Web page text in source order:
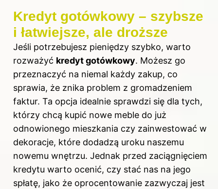
Kredyt gotówkowy – szybsze
i łatwiejsze, ale droższe
Jeśli potrzebujesz pieniędzy szybko, warto
rozważyć kredyt gotówkowy. Możesz go
przeznaczyć na niemal każdy zakup, co
sprawia, że znika problem z gromadzeniem
faktur. Ta opcja idealnie sprawdzi się dla tych,
którzy chcą kupić nowe meble do już
odnowionego mieszkania czy zainwestować w
dekoracje, które dodadzą uroku naszemu
nowemu wnętrzu. Jednak przed zaciągnięciem
kredytu warto ocenić, czy stać nas na jego
spłatę, jako że oprocentowanie zazwyczaj jest